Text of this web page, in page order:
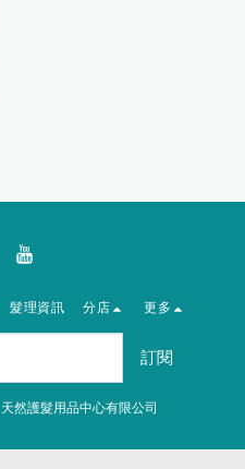
髮理資訊 分店 更多
訂閱
天然護髮用品中心有限公司